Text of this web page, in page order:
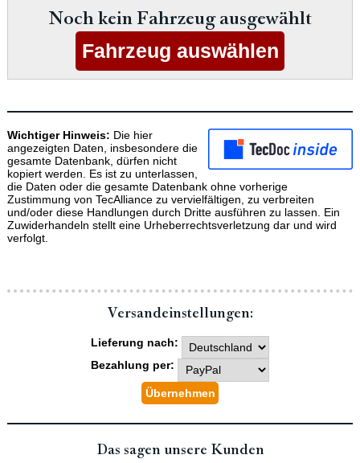
Noch kein Fahrzeug ausgewählt
Wichtiger Hinweis: Die hier
angezeigten Daten, insbesondere die
gesamte Datenbank, dürfen nicht
kopiert werden. Es ist zu unterlassen,
die Daten oder die gesamte Datenbank ohne vorherige
Zustimmung von TecAlliance zu vervielfältigen, zu verbreiten
und/oder diese Handlungen durch Dritte ausführen zu lassen. Ein
Zuwiderhandeln stellt eine Urheberrechtsverletzung dar und wird
verfolgt.
Versand­einstellungen:
Lieferung nach:
Bezahlung per:
Das sagen unsere Kunden